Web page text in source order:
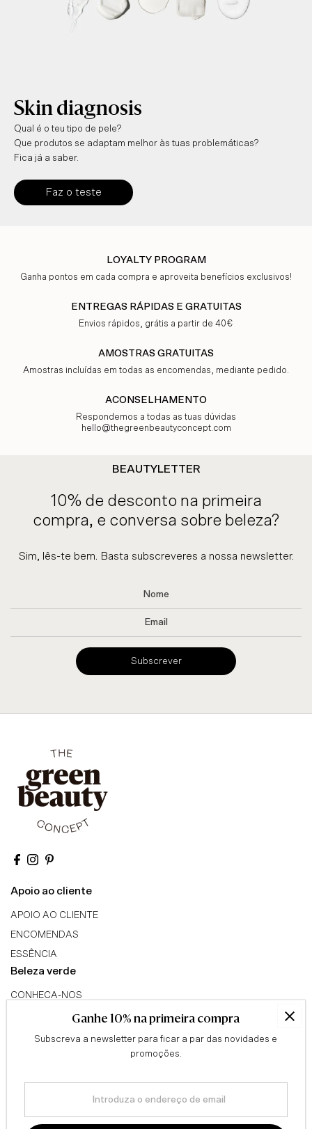
Skin diagnosis
Qual é o teu tipo de pele?
Que produtos se adaptam melhor às tuas problemáticas?
Fica já a saber.
Faz o teste
LOYALTY PROGRAM
Ganha pontos em cada compra e aproveita benefícios exclusivos!
ENTREGAS RÁPIDAS E GRATUITAS
Envios rápidos, grátis a partir de 40€
AMOSTRAS GRATUITAS
Amostras incluídas em todas as encomendas, mediante pedido.
ACONSELHAMENTO
Respondemos a todas as tuas dúvidas
hello@thegreenbeautyconcept.com
BEAUTYLETTER
10% de desconto na primeira
compra, e conversa sobre beleza?
Sim, lês-te bem. Basta subscreveres a nossa newsletter.
Subscrever
Apoio ao cliente
APOIO AO CLIENTE
ENCOMENDAS
ESSÊNCIA
Beleza verde
CONHECA-NOS
TRIBO GREEN BEAUTY
PROGRAMA DE AFILIADOS
Ganhe 10% na primeira compra
Subscreva a newsletter para ficar a par das novidades e
promoções.
endereço